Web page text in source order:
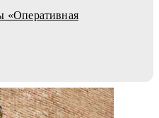
«Оперативная